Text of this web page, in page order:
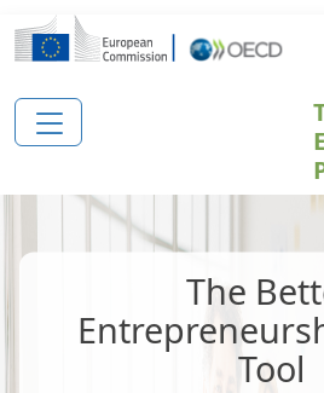
Sari la conținutul principal
The
Tool